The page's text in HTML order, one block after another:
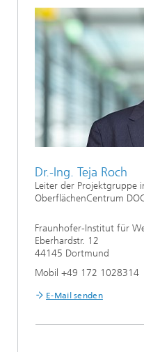
Dr.-Ing. Teja Roch
Leiter der Projektgruppe
OberflächenCentrum
Fraunhofer-Institut für
Eberhardstr. 12
44145 Dortmund
Mobil +49 172 1028314
E-Mail senden